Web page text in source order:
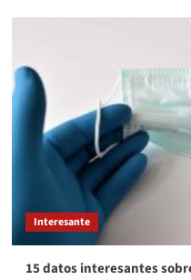
Interesante
15 datos interesantes